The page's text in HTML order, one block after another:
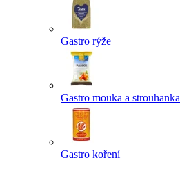
Gastro rýže
Gastro mouka a strouhanka
Gastro koření